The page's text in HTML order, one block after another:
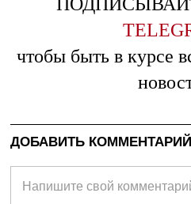
чтобы быть в курсе
ДОБАВИТЬ КОММЕНТАРИЙ